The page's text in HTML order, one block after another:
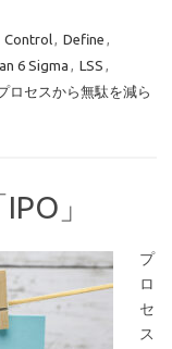
Control, Define ,
6 Sigma , LSS ,
ロセスから無駄を減ら
」
プ
ロ
セ
ス